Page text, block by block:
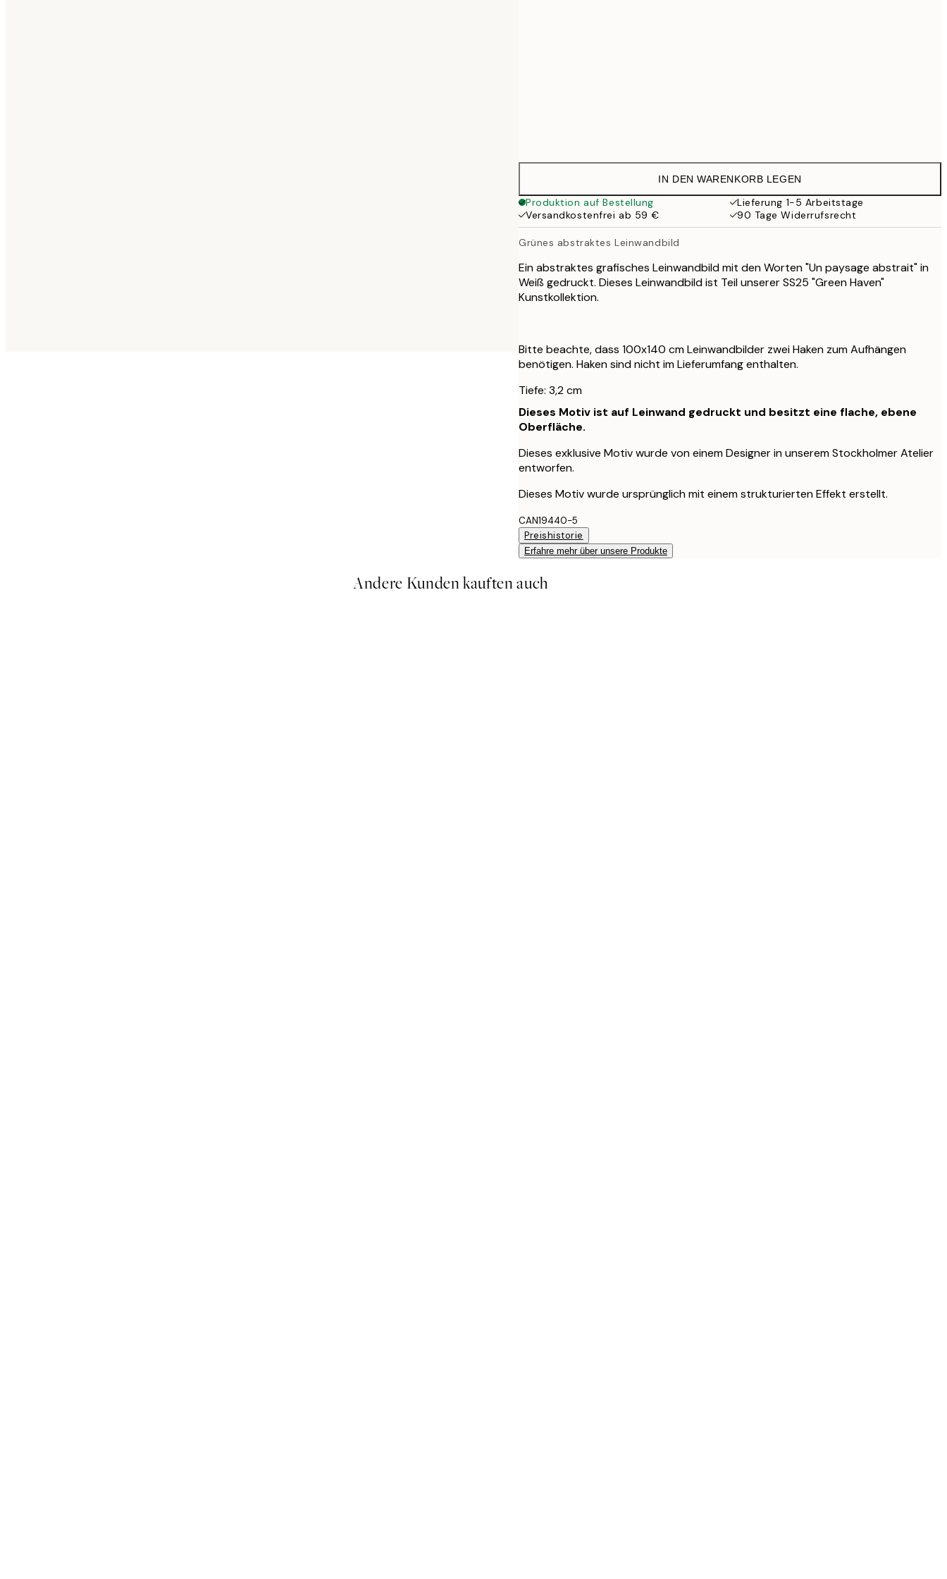
IN DEN WARENKORB LEGEN
Produktion auf Bestellung
Lieferung 1-5 Arbeitstage
Versandkostenfrei ab 59 €
90 Tage Widerrufsrecht
Grünes abstraktes Leinwandbild
Ein abstraktes grafisches Leinwandbild mit den Worten "Un paysage abstrait" in
Weiß gedruckt. Dieses Leinwandbild ist Teil unserer SS25 "Green Haven"
Kunstkollektion.
Bitte beachte, dass 100x140 cm Leinwandbilder zwei Haken zum Aufhängen
benötigen. Haken sind nicht im Lieferumfang enthalten.
Tiefe: 3,2 cm
Dieses Motiv ist auf Leinwand gedruckt und besitzt eine flache, ebene
Oberfläche.
Dieses exklusive Motiv wurde von einem Designer in unserem Stockholmer Atelier
entworfen.
Dieses Motiv wurde ursprünglich mit einem strukturierten Effekt erstellt.
CAN19440-5
Preishistorie
Erfahre mehr über unsere Produkte
Andere Kunden kauften auch